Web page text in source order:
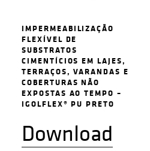
IMPERMEABILIZAÇÃO
FLEXÍVEL DE
SUBSTRATOS
CIMENTÍCIOS EM LAJES,
TERRAÇOS, VARANDAS E
COBERTURAS NÃO
EXPOSTAS AO TEMPO –
IGOLFLEX® PU PRETO
Download